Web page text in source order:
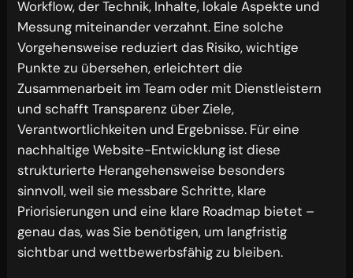
Workflow, der Technik, Inhalte, lokale Aspekte und
Messung miteinander verzahnt. Eine solche
Vorgehensweise reduziert das Risiko, wichtige
Punkte zu übersehen, erleichtert die
Zusammenarbeit im Team oder mit Dienstleistern
und schafft Transparenz über Ziele,
Verantwortlichkeiten und Ergebnisse. Für eine
nachhaltige Website-Entwicklung ist diese
strukturierte Herangehensweise besonders
sinnvoll, weil sie messbare Schritte, klare
Priorisierungen und eine klare Roadmap bietet –
genau das, was Sie benötigen, um langfristig
sichtbar und wettbewerbsfähig zu bleiben.